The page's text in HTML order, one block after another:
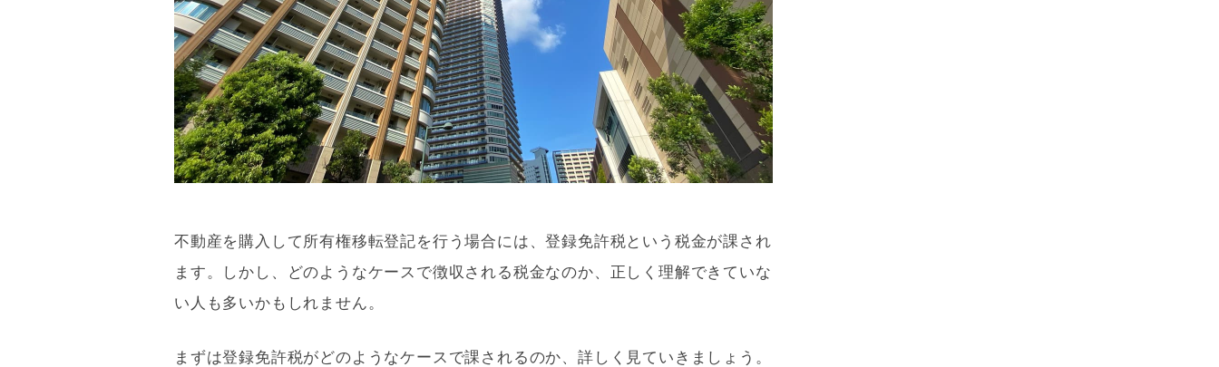
不動産を購入して所有権移転登記を行う場合には、登録免許税という税金が課され
ます。しかし、どのようなケースで徴収される税金なのか、正しく理解できていな
い人も多いかもしれません。
まずは登録免許税がどのようなケースで課されるのか、詳しく見ていきましょう。